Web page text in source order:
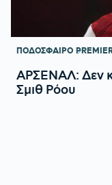
ΠΟΔΟΣΦΑΙΡΟ
ΑΡΣΕΝΑΛ: Δεν
Σμιθ Ρόου